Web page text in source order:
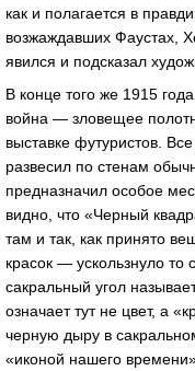
как и полагается в
возжаждавших Фаустах,
явился и подсказал
В конце того же 1915
война — зловещее
выставке футуристов.
развесил по стенам
предназначил особое
видно, что «Черный
там и так, как принято
красок — ускользнуло то
сакральный угол
означает тут не цвет, а
черную дыру в
«иконой нашего